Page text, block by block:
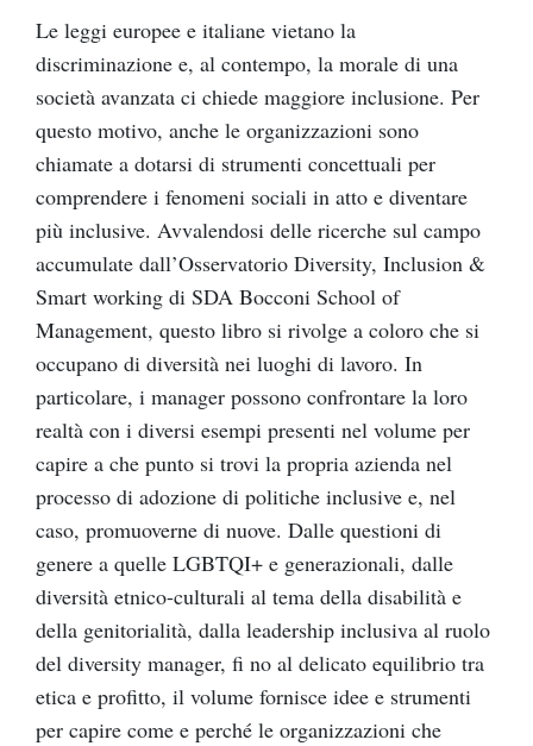
Le leggi europee e italiane vietano la
discriminazione e, al contempo, la morale di una
società avanzata ci chiede maggiore inclusione. Per
questo motivo, anche le organizzazioni sono
chiamate a dotarsi di strumenti concettuali per
comprendere i fenomeni sociali in atto e diventare
più inclusive. Avvalendosi delle ricerche sul campo
accumulate dall’Osservatorio Diversity, Inclusion &
Smart working di SDA Bocconi School of
Management, questo libro si rivolge a coloro che si
occupano di diversità nei luoghi di lavoro. In
particolare, i manager possono confrontare la loro
realtà con i diversi esempi presenti nel volume per
capire a che punto si trovi la propria azienda nel
processo di adozione di politiche inclusive e, nel
caso, promuoverne di nuove. Dalle questioni di
genere a quelle LGBTQI+ e generazionali, dalle
diversità etnico-culturali al tema della disabilità e
della genitorialità, dalla leadership inclusiva al ruolo
del diversity manager, fi no al delicato equilibrio tra
etica e profitto, il volume fornisce idee e strumenti
per capire come e perché le organizzazioni che